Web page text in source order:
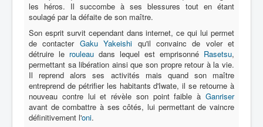
SF
les héros. Il succombe à ses blessures tout en étant
soulagé par la défaite de son maître.
Son esprit survit cependant dans internet, ce qui lui permet
de contacter Gaku Yakeishi qu'il convainc de voler et
détruire le rouleau dans lequel est emprisonné Rasetsu,
permettant sa libération ainsi que son propre retour à la vie.
Il reprend alors ses activités mais quand son maître
entreprend de pétrifier les habitants d'Iwate, il se retourne à
nouveau contre lui et révèle son point faible à Ganriser
avant de combattre à ses côtés, lui permettant de vaincre
définitivement l'oni.